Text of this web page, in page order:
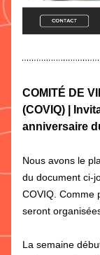
COMITÉ DE
(COVIQ) |
anniversaire
Nous avons le
du document ci-
COVIQ. Comme
seront
La semaine